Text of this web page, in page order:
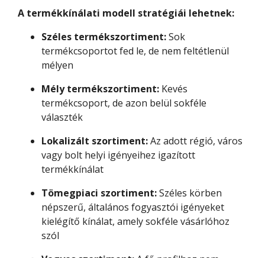
A termékkínálati modell stratégiái lehetnek:
Széles termékszortiment:Sok
termékcsoportot fed le, de nem feltétlenül
mélyen
Mély termékszortiment: Kevés
termékcsoport, de azon belül sokféle
választék
Lokalizált szortiment:Az adott régió, város
vagy bolt helyi igényeihez igazított
termékkínálat
Tömegpiaci szortiment:Széles körben
népszerű, általános fogyasztói igényeket
kielégítő kínálat, amely sokféle vásárlóhoz
szól